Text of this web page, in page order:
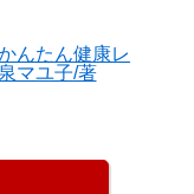
んたん健康レ
マユ子/著